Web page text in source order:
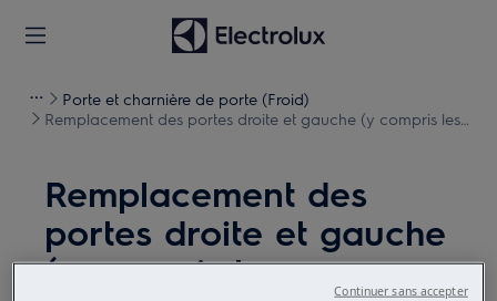
Porte et charnière de porte (Froid)
Remplacement des portes droite et gauche (y compris les
Remplacement des
portes droite et gauche
(y compris les
Continuer sans accepter